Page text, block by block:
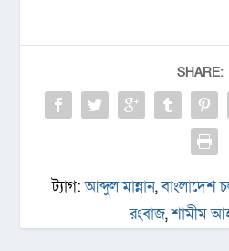
SHARE:
ট্যাগ:আব্দুল মান্নান,বাংলাদেশ
রংবাজ,শামীম